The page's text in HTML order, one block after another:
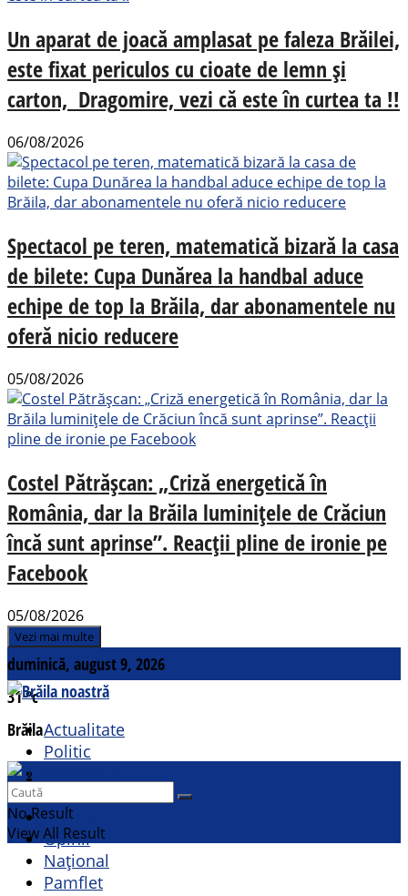
Un aparat de joacă amplasat pe faleza Brăilei,
este fixat periculos cu cioate de lemn și
carton, Dragomire, vezi că este în curtea ta !!
06/08/2026
Spectacol pe teren, matematică bizară la casa
de bilete: Cupa Dunărea la handbal aduce
echipe de top la Brăila, dar abonamentele nu
oferă nicio reducere
05/08/2026
Costel Pătrășcan: „Criză energetică în
România, dar la Brăila luminițele de Crăciun
încă sunt aprinse”. Reacții pline de ironie pe
Facebook
05/08/2026
Vezi mai multe
duminică, august 9, 2026
31°c
Brăila
Contact
Actualitate
Politic
Cultural
Opinii
Național
Pamflet
No Result
View All Result